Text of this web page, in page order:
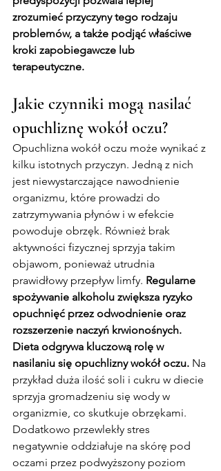
zrozumieć przyczyny tego rodzaju
problemów, a także podjąć właściwe
kroki zapobiegawcze lub
terapeutyczne.
Jakie czynniki mogą nasilać
opuchliznę wokół oczu?
Opuchlizna wokół oczu może wynikać z
kilku istotnych przyczyn. Jedną z nich
jest niewystarczające nawodnienie
organizmu, które prowadzi do
zatrzymywania płynów i w efekcie
powoduje obrzęk. Również brak
aktywności fizycznej sprzyja takim
objawom, ponieważ utrudnia
prawidłowy przepływ limfy. Regularne
spożywanie alkoholu zwiększa ryzyko
opuchnięć przez odwodnienie oraz
rozszerzenie naczyń krwionośnych.
Dieta odgrywa kluczową rolę w
nasilaniu się opuchlizny wokół oczu. Na
przykład duża ilość soli i cukru w diecie
sprzyja gromadzeniu się wody w
organizmie, co skutkuje obrzękami.
Dodatkowo przewlekły stres
negatywnie oddziałuje na skórę pod
oczami przez podwyższony poziom